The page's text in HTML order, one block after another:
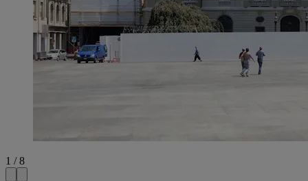
1 / 8